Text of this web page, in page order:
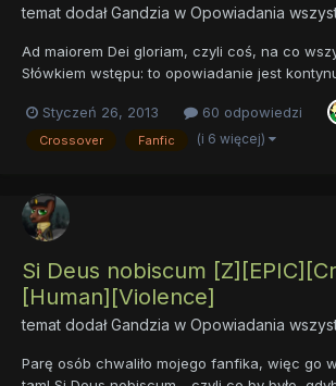
temat dodałGandzia w Opowiadania
Ad maiorem Dei gloriam, czyli coś, na co
Słówkiem wstępu: to opowiadanie jest
część. A o czym jest Ad maiorem...? Po
naszych Sarmatów i ich czworonożnych
Styczeń 26, 2013 60 odpowiedzi
Crossover Fanfic (i 6 więcej)
Si Deus nobiscum
[Human][Violence]
temat dodałGandzia w Opowiadania
Parę osób chwaliło mojego fanfika, więc go